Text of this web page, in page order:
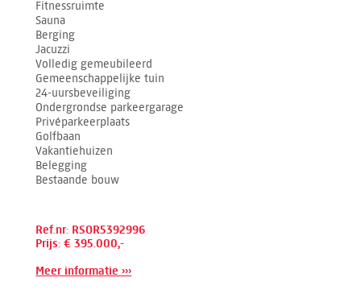
Fitnessruimte
Sauna
Berging
Jacuzzi
Volledig gemeubileerd
Gemeenschappelijke tuin
24-uursbeveiliging
Ondergrondse parkeergarage
Privéparkeerplaats
Golfbaan
Vakantiehuizen
Belegging
Bestaande bouw
Ref.nr: RSOR5392996
Prijs: € 395.000,-
Meer informatie ›››